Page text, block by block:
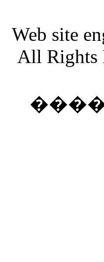
Web site
All Rights